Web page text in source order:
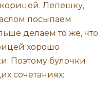
Лепешку,
посыпаем
делаем то же, что
хорошо
Поэтому булочки
сочетаниях: